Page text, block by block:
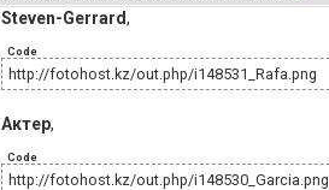
Steven-Gerrard,
Code
http://fotohost.kz/out.php/i148531_Rafa.png
Актер,
Code
http://fotohost.kz/out.php/i148530_Garcia.png